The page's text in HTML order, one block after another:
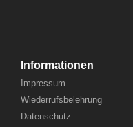
Informationen
Impressum
Wiederrufsbelehrung
Datenschutz